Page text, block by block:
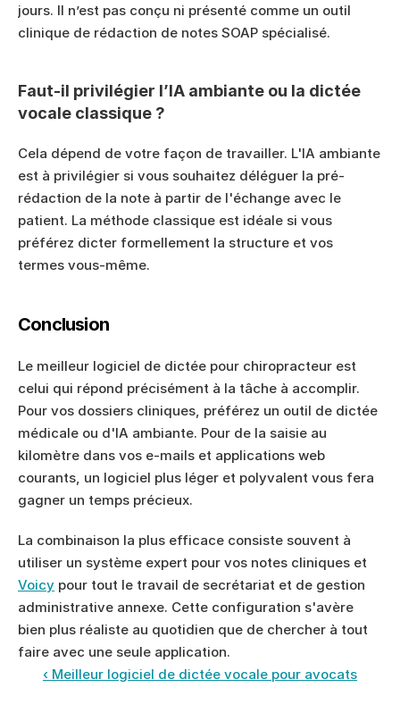
jours. Il n’est pas conçu ni présenté comme un outil
clinique de rédaction de notes SOAP spécialisé.
Faut-il privilégier l’IA ambiante ou la dictée
vocale classique ?
Cela dépend de votre façon de travailler. L'IA ambiante
est à privilégier si vous souhaitez déléguer la pré-
rédaction de la note à partir de l'échange avec le
patient. La méthode classique est idéale si vous
préférez dicter formellement la structure et vos
termes vous-même.
Conclusion
Le meilleur logiciel de dictée pour chiropracteur est
celui qui répond précisément à la tâche à accomplir.
Pour vos dossiers cliniques, préférez un outil de dictée
médicale ou d'IA ambiante. Pour de la saisie au
kilomètre dans vos e-mails et applications web
courants, un logiciel plus léger et polyvalent vous fera
gagner un temps précieux.
La combinaison la plus efficace consiste souvent à
Voicy pour tout le travail de secrétariat et de gestion
administrative annexe. Cette configuration s'avère
bien plus réaliste au quotidien que de chercher à tout
faire avec une seule application.
‹ Meilleur logiciel de dictée vocale pour avocats